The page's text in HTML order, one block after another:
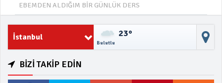
EBEMDEN ALDIĞIM BİR GÜNLÜK DERS
İstanbul 23°
Bulutlu
BİZİ TAKİP EDİN